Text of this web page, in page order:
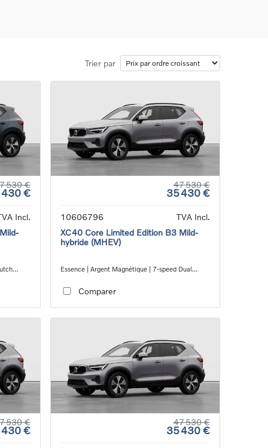
Trier par
530 €
430 €
Incl.
47 530 €
35 430 €
10606796
TVA Incl.
XC40 Core Limited Edition B3 Mild-
hybride (MHEV)
Essence | Argent Magnétique | 7-speed Dual
Comparer
530 €
430 €
47 530 €
35 430 €